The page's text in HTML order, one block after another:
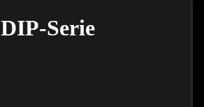
DIP-Serie